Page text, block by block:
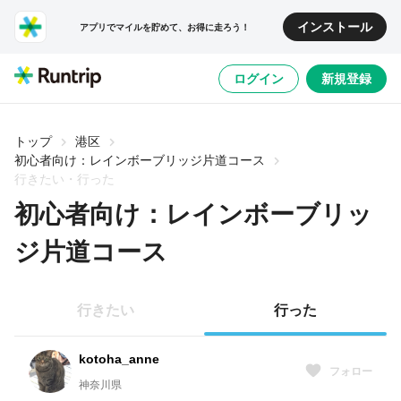
アプリでマイルを貯めて、お得に走ろう！ インストール
ログイン 新規登録
トップ
港区
初心者向け：レインボーブリッジ片道コース
行きたい・行った
初心者向け：レインボーブリッ
ジ片道コース
行きたい 行った
kotoha_anne
神奈川県
フォロー